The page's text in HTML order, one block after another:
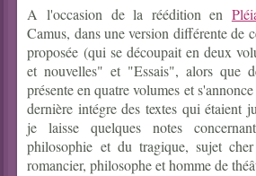
A l'occasion de la réédition en
Camus, dans une version différente de
proposée (qui se découpait en deux
et nouvelles" et "Essais", alors que
présente en quatre volumes et
dernière intégre des textes qui étaient
je laisse quelques notes
philosophie et du tragique, sujet
romancier, philosophe et homme de